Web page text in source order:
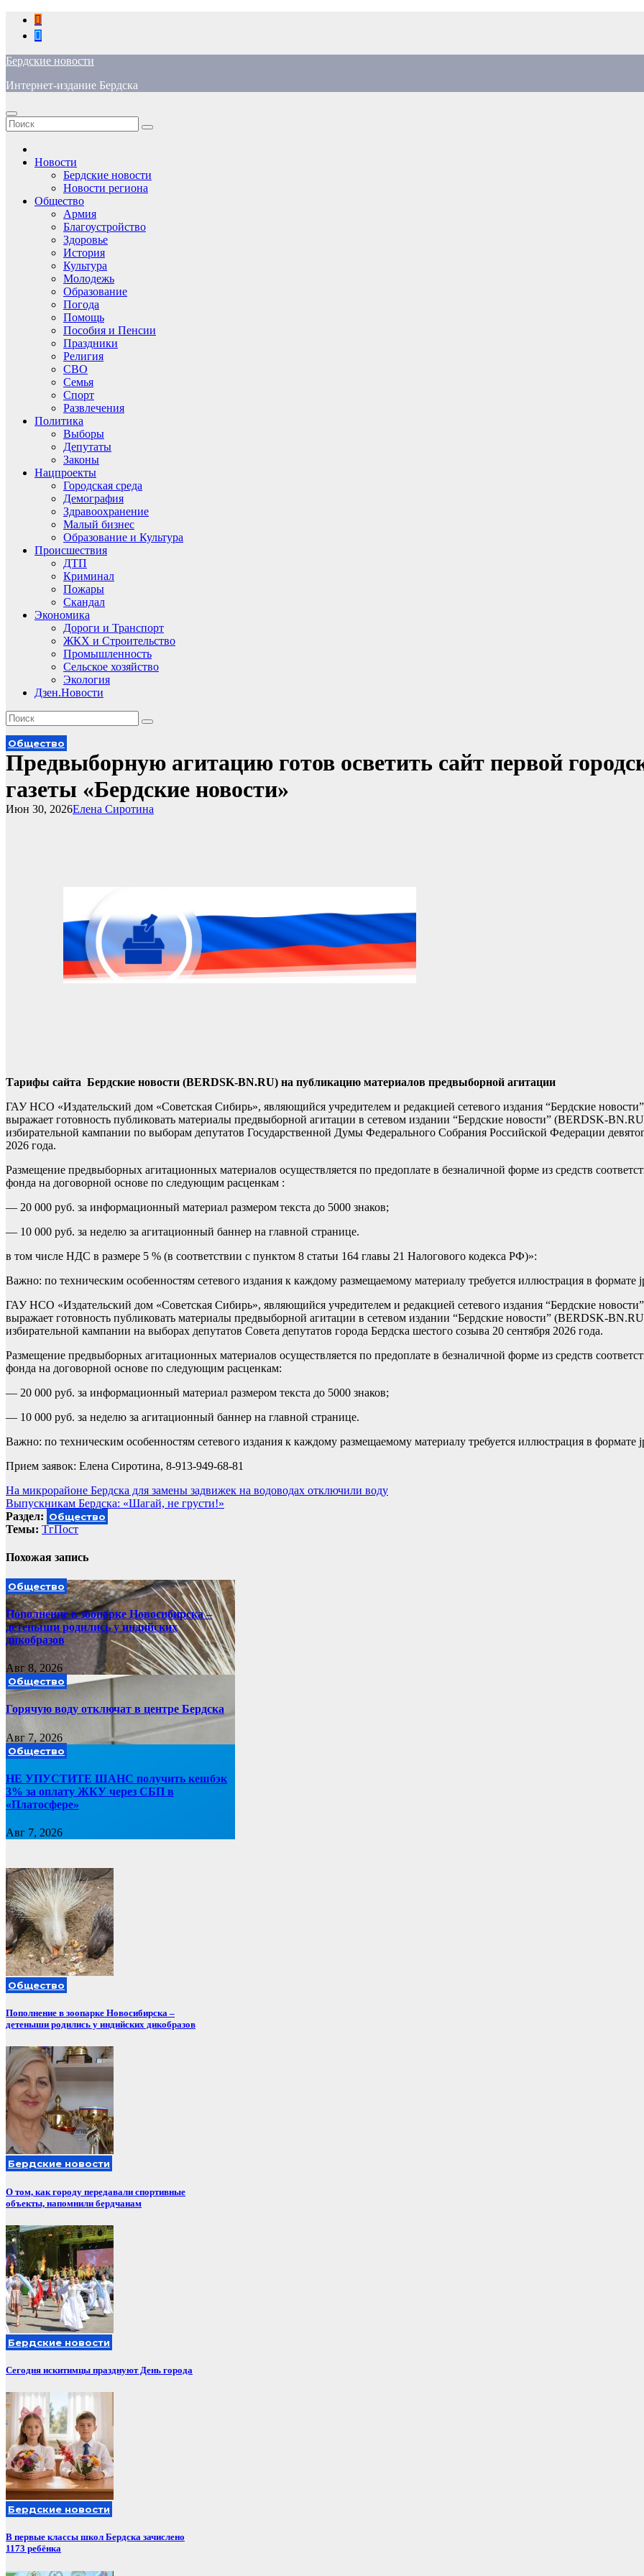
Перейти
содержимому
Бердские новости
Интернет-издание Бердска
Новости
Бердские новости
Новости региона
Общество
Армия
Благоустройство
Здоровье
История
Культура
Молодежь
Образование
Погода
Помощь
Пособия и Пенсии
Праздники
Религия
СВО
Семья
Спорт
Развлечения
Политика
Выборы
Депутаты
Законы
Нацпроекты
Городская среда
Демография
Здравоохранение
Малый бизнес
Образование и Культура
Происшествия
ДТП
Криминал
Пожары
Скандал
Экономика
Дороги и Транспорт
ЖКХ и Строительство
Промышленность
Сельское хозяйство
Экология
Дзен.Новости
Общество
Предвыборную агитацию готов осветить сайт первой
газеты «Бердские новости»
Елена Сиротина
Июн 30, 2026
Тарифы сайта Бердские новости (BERDSK-BN.RU) на публикацию материалов предвыборной агитации
ГАУ НСО «Издательский дом «Советская Сибирь», являющийся учредителем и редакцией сетевого издания “Бердские
выражает готовность публиковать материалы предвыборной агитации в сетевом издании “Бердские новости” (BERDSK-
избирательной кампании по выборам депутатов Государственной Думы Федерального Собрания Российской Федерации
2026 года.
Размещение предвыборных агитационных материалов осуществляется по предоплате в безналичной форме из средств
фонда на договорной основе по следующим расценкам :
— 20 000 руб. за информационный материал размером текста до 5000 знаков;
— 10 000 руб. за неделю за агитационный баннер на главной странице.
в том числе НДС в размере 5 % (в соответствии с пунктом 8 статьи 164 главы 21 Налогового кодекса РФ)»:
Важно: по техническим особенностям сетевого издания к каждому размещаемому материалу требуется иллюстрация в формате
ГАУ НСО «Издательский дом «Советская Сибирь», являющийся учредителем и редакцией сетевого издания “Бердские
выражает готовность публиковать материалы предвыборной агитации в сетевом издании “Бердские новости” (BERDSK-
избирательной кампании на выборах депутатов Совета депутатов города Бердска шестого созыва 20 сентября 2026 года.
Размещение предвыборных агитационных материалов осуществляется по предоплате в безналичной форме из средств
фонда на договорной основе по следующим расценкам:
— 20 000 руб. за информационный материал размером текста до 5000 знаков;
— 10 000 руб. за неделю за агитационный баннер на главной странице.
Важно: по техническим особенностям сетевого издания к каждому размещаемому материалу требуется иллюстрация в формате
Прием заявок: Елена Сиротина, 8-913-949-68-81
Навигация
по
записям
На микрорайоне Бердска для замены задвижек на водоводах отключили воду
Выпускникам Бердска: «Шагай, не грусти!»
Раздел: Общество
Темы: ТгПост
Похожая запись
Общество
Пополнение в зоопарке Новосибирска –
детеныши родились у индийских
дикобразов
Авг 8, 2026
Общество
Горячую воду отключат в центре Бердска
Авг 7, 2026
Общество
НЕ УПУСТИТЕ ШАНС получить кешбэк
3% за оплату ЖКУ через СБП в
«Платосфере»
Авг 7, 2026
Общество
Пополнение в зоопарке Новосибирска –
детеныши родились у индийских дикобразов
Бердские новости
О том, как городу передавали спортивные
объекты, напомнили бердчанам
Бердские новости
Сегодня искитимцы празднуют День города
Бердские новости
В первые классы школ Бердска зачислено
1173 ребёнка